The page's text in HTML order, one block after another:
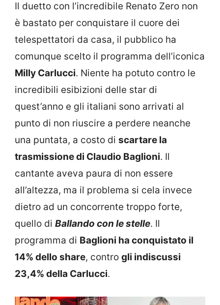
Il duetto con l’incredibile Renato Zero non
è bastato per conquistare il cuore dei
telespettatori da casa, il pubblico ha
comunque scelto il programma dell’iconica
Milly Carlucci. Niente ha potuto contro le
incredibili esibizioni delle star di
quest’anno e gli italiani sono arrivati al
punto di non riuscire a perdere neanche
una puntata, a costo di scartare la
trasmissione di Claudio Baglioni. Il
cantante aveva paura di non essere
all’altezza, ma il problema si cela invece
dietro ad un concorrente troppo forte,
quello di Ballando con le stelle. Il
programma di Baglioni ha conquistato il
14% dello share, contro gli indiscussi
23,4% della Carlucci.